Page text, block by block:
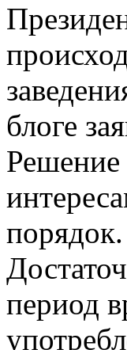
блоге
Решение
период